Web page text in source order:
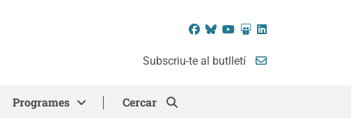
Facebook
BlueskyYouTube
SlideShare
LinkedIn
Subscriu-te al butlletí
Programes Cercar